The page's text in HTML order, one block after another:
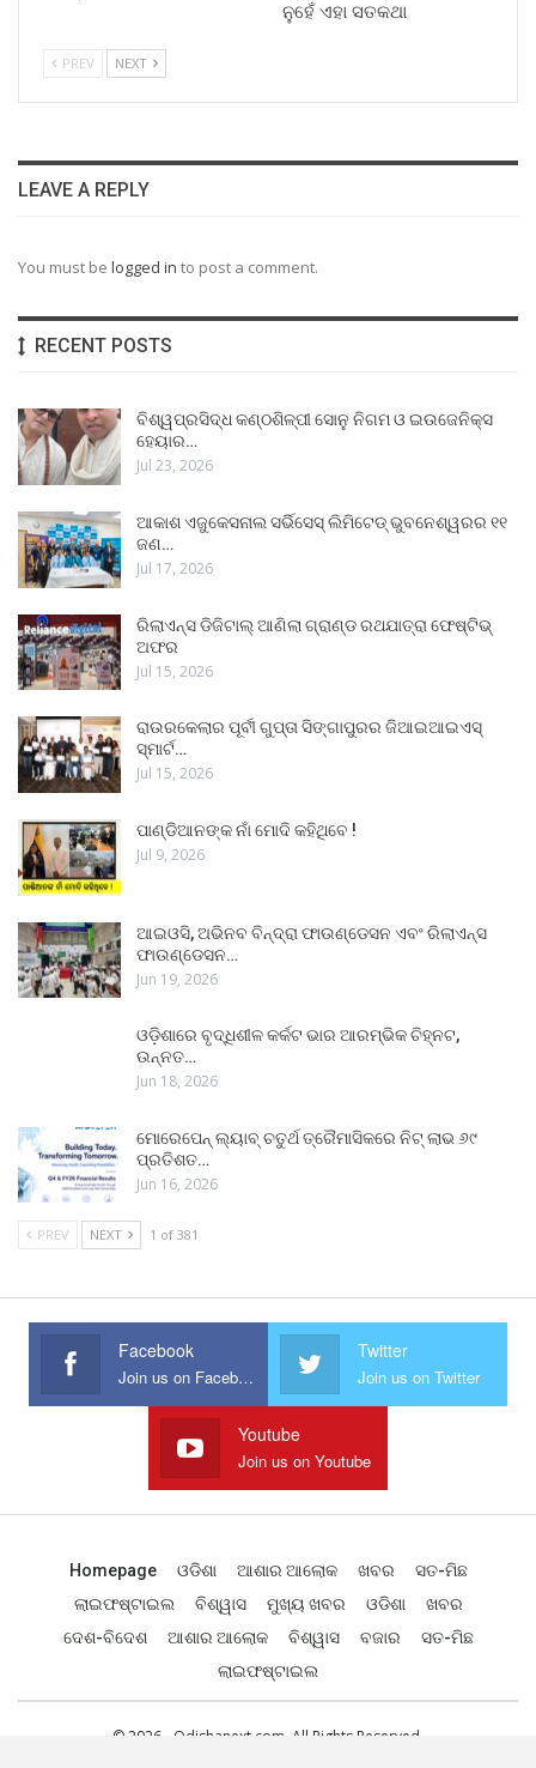
ନୁହେଁ ଏହା ସତକଥା
PREV NEXT
LEAVE A REPLY
You must be logged in to post a comment.
RECENT POSTS
ବିଶ୍ୱପ୍ରସିଦ୍ଧ କଣ୍ଠଶିଳ୍ପୀ ସୋନୁ ନିଗମ ଓ ଇଉଜେନିକ୍ସ
ହେୟାର…
Jul 23, 2026
ଆକାଶ ଏଜୁକେସନାଲ ସର୍ଭିସେସ୍ ଲିମିଟେଡ୍ ଭୁବନେଶ୍ୱରର ୧୧
ଜଣ…
Jul 17, 2026
ରିଲାଏନ୍ସ ଡିଜିଟାଲ୍ ଆଣିଲା ଗ୍ରାଣ୍ଡ ରଥଯାତ୍ରା ଫେଷ୍ଟିଭ୍
ଅଫର
Jul 15, 2026
ରାଉରକେଲାର ପୂର୍ବୀ ଗୁପ୍ତା ସିଙ୍ଗାପୁରର ଜିଆଇଆଇଏସ୍
ସ୍ମାର୍ଟ…
Jul 15, 2026
ପାଣ୍ଡିଆନଙ୍କ ନାଁ ମୋଦି କହିଥିବେ !
Jul 9, 2026
ଆଇଓସି, ଅଭିନବ ବିନ୍ଦ୍ରା ଫାଉଣ୍ଡେସନ ଏବଂ ରିଲାଏନ୍ସ
ଫାଉଣ୍ଡେସନ…
Jun 19, 2026
ଓଡ଼ିଶାରେ ବୃଦ୍ଧିଶୀଳ କର୍କଟ ଭାର ଆରମ୍ଭିକ ଚିହ୍ନଟ,
ଉନ୍ନତ…
Jun 18, 2026
ମୋରେପେନ୍ ଲ୍ୟାବ୍ ଚତୁର୍ଥ ତ୍ରୈମାସିକରେ ନିଟ୍ ଲାଭ ୬୯
ପ୍ରତିଶତ…
Jun 16, 2026
PREV NEXT 1 of 381
Facebook
Join us on Facebook
Twitter
Join us on Twitter
Youtube
Join us on Youtube
Homepage ଓଡିଶା ଆଶାର ଆଲୋକ ଖବର
ସତ-ମିଛ
ଲାଇଫଷ୍ଟାଇଲ
ବିଶ୍ୱାସ ମୁଖ୍ୟ ଖବର ଓଡିଶା
ଖବର
ଦେଶ-ବିଦେଶ
ଆଶାର ଆଲୋକ ବିଶ୍ୱାସ ବଜାର
ସତ-ମିଛ
ଲାଇଫଷ୍ଟାଇଲ
© 2026 - Odishanext.com. All Rights Reserved.